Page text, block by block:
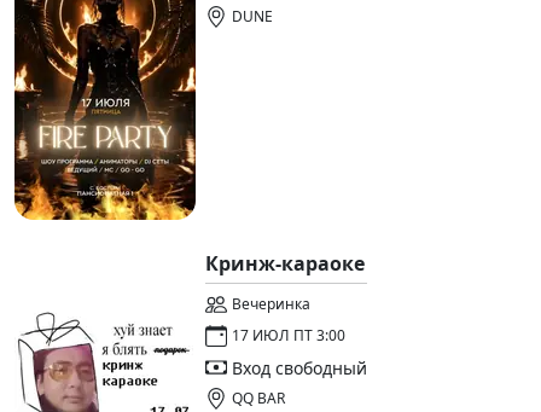
DUNE
Кринж-караоке
Вечеринка
17 ИЮЛ ПТ 3:00
Вход свободный
QQ BAR